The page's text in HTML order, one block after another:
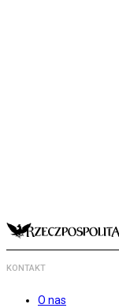
KONTAKT
O nas